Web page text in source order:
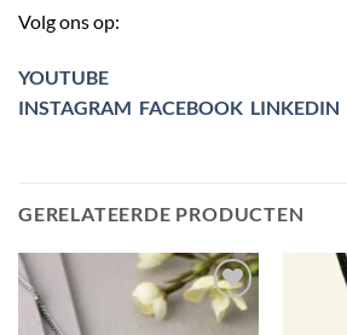
Volg ons op:
YOUTUBE
INSTAGRAM FACEBOOK LINKEDIN
GERELATEERDE PRODUCTEN
Toevoegen